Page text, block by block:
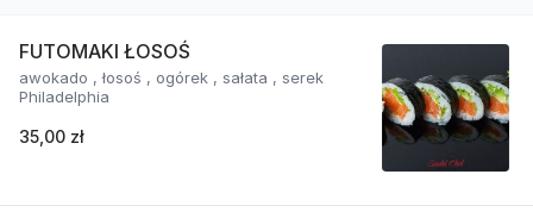
FUTOMAKI ŁOSOŚ
awokado , łosoś , ogórek , sałata , serek
Philadelphia
35,00 zł